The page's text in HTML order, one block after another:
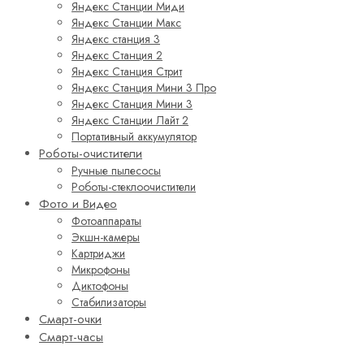
Яндекс Станции Миди
Яндекс Станции Макс
Яндекс станция 3
Яндекс Станция 2
Яндекс Станция Стрит
Яндекс Станция Мини 3 Про
Яндекс Станция Мини 3
Яндекс Станции Лайт 2
Портативный аккумулятор
Роботы-очистители
Ручные пылесосы
Роботы-стеклоочистители
Фото и Видео
Фотоаппараты
Экшн-камеры
Картриджи
Микрофоны
Диктофоны
Стабилизаторы
Смарт-очки
Смарт-часы